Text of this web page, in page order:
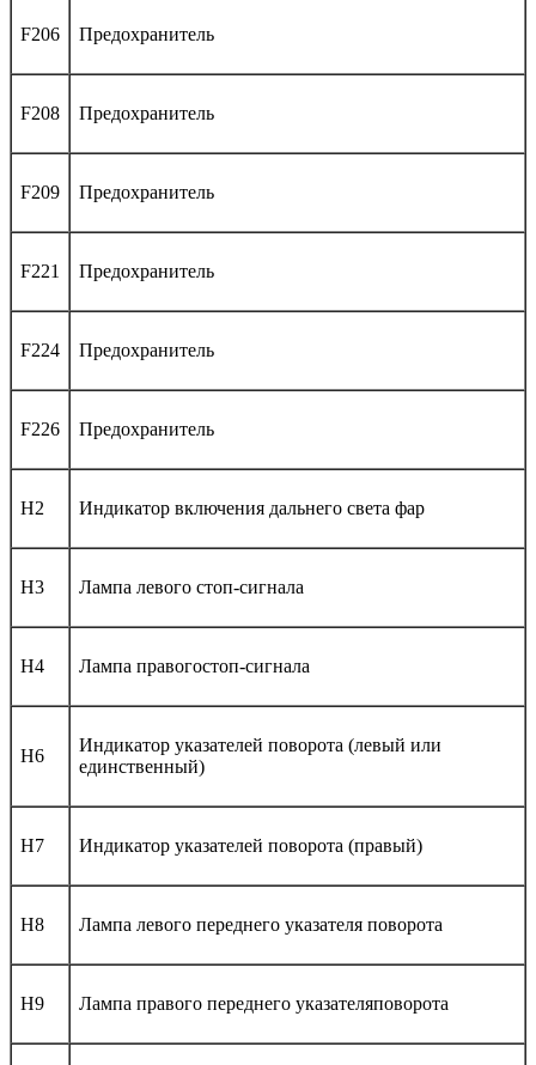
F206 Предохранитель
F208 Предохранитель
F209 Предохранитель
F221 Предохранитель
F224 Предохранитель
F226 Предохранитель
H2 Индикатор включения дальнего света фар
H3 Лампа левого стоп-сигнала
H4 Лампа правогостоп-сигнала
H6
Индикатор указателей поворота (левый или
единственный)
H7 Индикатор указателей поворота (правый)
H8 Лампа левого переднего указателя поворота
H9 Лампа правого переднего указателяповорота